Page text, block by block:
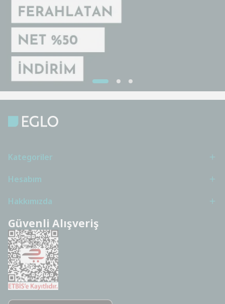
Kategoriler
Hesabım
Hakkımızda
Güvenli Alışveriş